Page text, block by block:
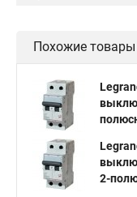
Похожие товары
2-